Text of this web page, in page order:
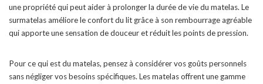
une propriété qui peut aider à prolonger la durée de vie du matelas. Le
surmatelas améliore le confort du lit grâce à son rembourrage agréable
qui apporte une sensation de douceur et réduit les points de pression.
Pour ce qui est du matelas, pensez à considérer vos goûts personnels
sans négliger vos besoins spécifiques. Les matelas offrent une gamme